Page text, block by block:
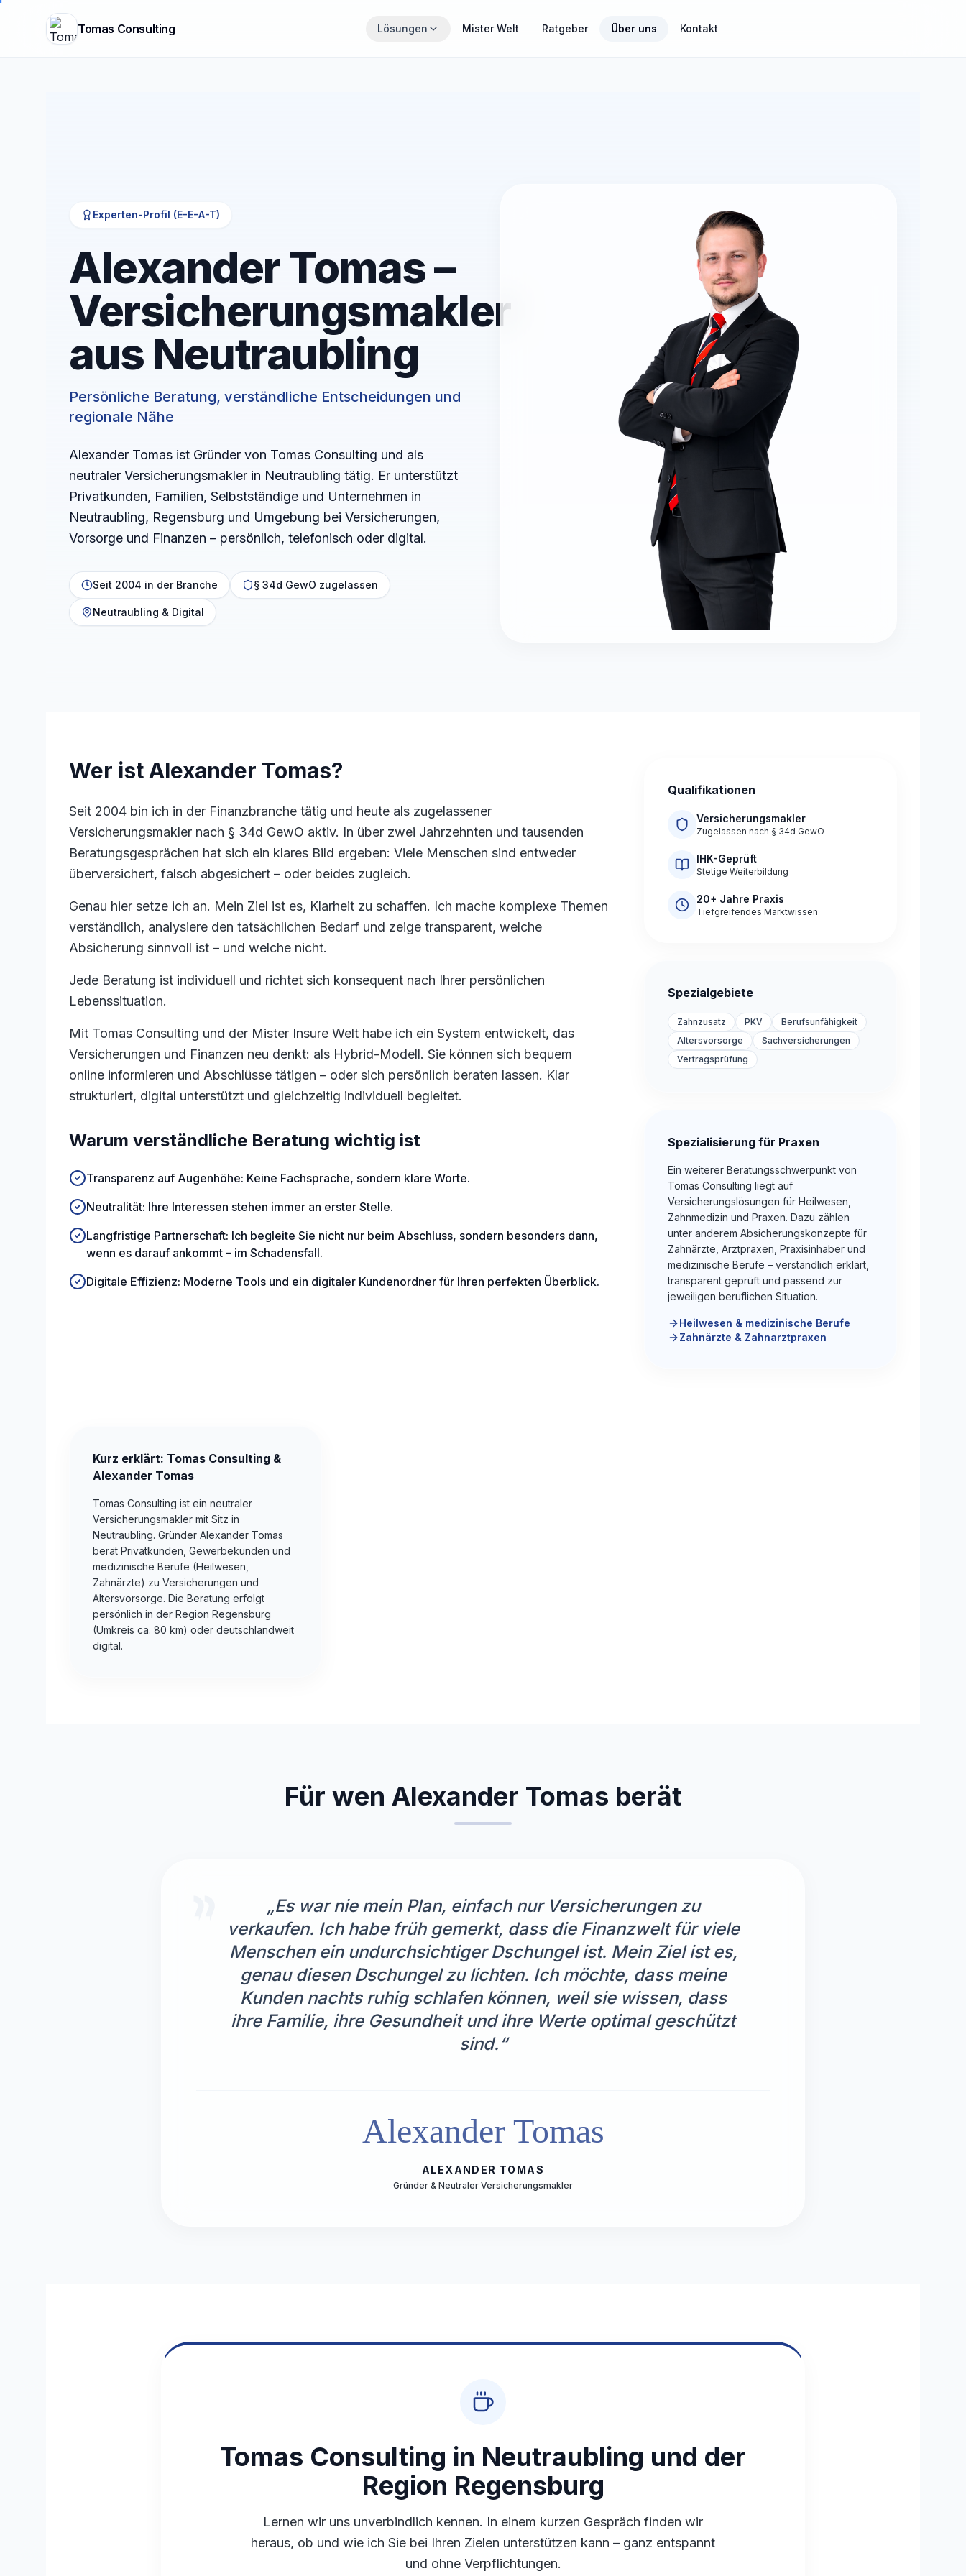
Tomas Consulting
Lösungen
Alltagsabsicherung klar strukturiert
Vermögensaufbau mit Struktur
Mister Gold
Sachwerte und Gold als Ergänzung
MisterMed MisterPilot
Strom und Gas optimieren
Mister Welt Ratgeber Über uns Kontakt
Experten-Profil (E-E-A-T)
Alexander Tomas –
Versicherungsmakler
aus Neutraubling
Persönliche Beratung, verständliche Entscheidungen und
regionale Nähe
Alexander Tomas ist Gründer von Tomas Consulting und als
neutraler Versicherungsmakler in Neutraubling tätig. Er unterstützt
Privatkunden, Familien, Selbstständige und Unternehmen in
Neutraubling, Regensburg und Umgebung bei Versicherungen,
Vorsorge und Finanzen – persönlich, telefonisch oder digital.
Seit 2004 in der Branche § 34d GewO zugelassen
Neutraubling & Digital
Wer ist Alexander Tomas?
Seit 2004 bin ich in der Finanzbranche tätig und heute als zugelassener
Versicherungsmakler nach § 34d GewO aktiv. In über zwei Jahrzehnten und tausenden
Beratungsgesprächen hat sich ein klares Bild ergeben: Viele Menschen sind entweder
überversichert, falsch abgesichert – oder beides zugleich.
Genau hier setze ich an. Mein Ziel ist es, Klarheit zu schaffen. Ich mache komplexe Themen
verständlich, analysiere den tatsächlichen Bedarf und zeige transparent, welche
Absicherung sinnvoll ist – und welche nicht.
Jede Beratung ist individuell und richtet sich konsequent nach Ihrer persönlichen
Lebenssituation.
Mit Tomas Consulting und der Mister Insure Welt habe ich ein System entwickelt, das
Versicherungen und Finanzen neu denkt: als Hybrid-Modell. Sie können sich bequem
online informieren und Abschlüsse tätigen – oder sich persönlich beraten lassen. Klar
strukturiert, digital unterstützt und gleichzeitig individuell begleitet.
Warum verständliche Beratung wichtig ist
Transparenz auf Augenhöhe: Keine Fachsprache, sondern klare Worte.
Neutralität: Ihre Interessen stehen immer an erster Stelle.
Langfristige Partnerschaft: Ich begleite Sie nicht nur beim Abschluss, sondern besonders dann,
wenn es darauf ankommt – im Schadensfall.
Digitale Effizienz: Moderne Tools und ein digitaler Kundenordner für Ihren perfekten Überblick.
Qualifikationen
Versicherungsmakler
Zugelassen nach § 34d GewO
IHK-Geprüft
Stetige Weiterbildung
20+ Jahre Praxis
Tiefgreifendes Marktwissen
Spezialgebiete
Zahnzusatz PKV
Berufsunfähigkeit
Altersvorsorge
Sachversicherungen
Vertragsprüfung
Spezialisierung für Praxen
Ein weiterer Beratungsschwerpunkt von
Tomas Consulting liegt auf
Versicherungslösungen für Heilwesen,
Zahnmedizin und Praxen. Dazu zählen
unter anderem Absicherungskonzepte für
Zahnärzte, Arztpraxen, Praxisinhaber und
medizinische Berufe – verständlich erklärt,
transparent geprüft und passend zur
jeweiligen beruflichen Situation.
Heilwesen & medizinische Berufe
Zahnärzte & Zahnarztpraxen
Kurz erklärt: Tomas Consulting &
Alexander Tomas
Tomas Consulting ist ein neutraler
Versicherungsmakler mit Sitz in
Neutraubling. Gründer Alexander Tomas
berät Privatkunden, Gewerbekunden und
medizinische Berufe (Heilwesen,
Zahnärzte) zu Versicherungen und
Altersvorsorge. Die Beratung erfolgt
persönlich in der Region Regensburg
(Umkreis ca. 80 km) oder deutschlandweit
digital.
Für wen Alexander Tomas berät
„Es war nie mein Plan, einfach nur Versicherungen zu
verkaufen. Ich habe früh gemerkt, dass die Finanzwelt für viele
Menschen ein undurchsichtiger Dschungel ist. Mein Ziel ist es,
genau diesen Dschungel zu lichten. Ich möchte, dass meine
Kunden nachts ruhig schlafen können, weil sie wissen, dass
ihre Familie, ihre Gesundheit und ihre Werte optimal geschützt
sind.“
Alexander Tomas
ALEXANDER TOMAS
Gründer & Neutraler Versicherungsmakler
Tomas Consulting in Neutraubling und der
Region Regensburg
Lernen wir uns unverbindlich kennen. In einem kurzen Gespräch finden wir
heraus, ob und wie ich Sie bei Ihren Zielen unterstützen kann – ganz entspannt
und ohne Verpflichtungen.